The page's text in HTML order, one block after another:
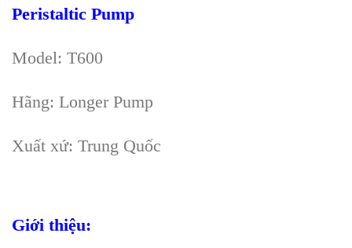
Peristaltic Pump
Model: T600
Hãng: Longer Pump
Xuất xứ: Trung Quốc
Giới thiệu: